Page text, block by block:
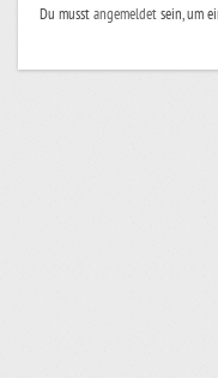
Du musstangemeldetsein, um